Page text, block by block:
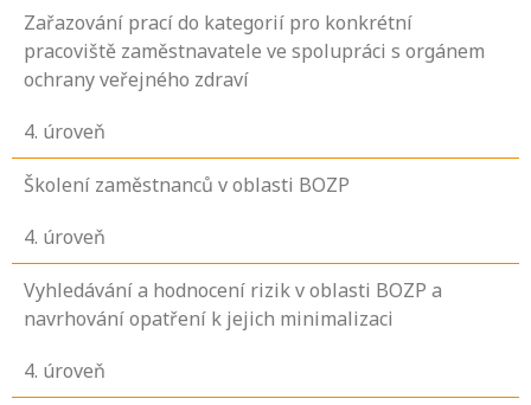
Zařazování prací do kategorií pro konkrétní
pracoviště zaměstnavatele ve spolupráci s orgánem
ochrany veřejného zdraví
4. úroveň
Školení zaměstnanců v oblasti BOZP
4. úroveň
Vyhledávání a hodnocení rizik v oblasti BOZP a
navrhování opatření k jejich minimalizaci
4. úroveň